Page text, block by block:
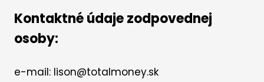
Kontaktné údaje zodpovednej
osoby:
e-mail: lison@totalmoney.sk